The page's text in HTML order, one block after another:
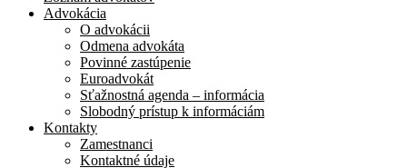
Advokácia
O advokácii
Odmena advokáta
Povinné zastúpenie
Euroadvokát
Sťažnostná agenda – informácia
Slobodný prístup k informáciám
Kontakty
Zamestnanci
Kontaktné údaje